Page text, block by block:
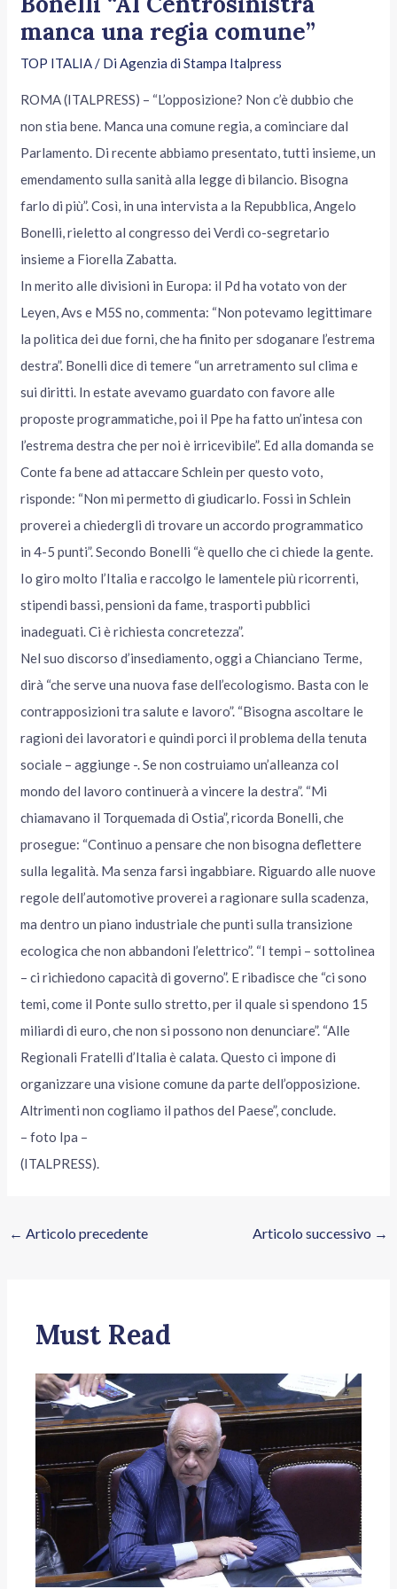
manca una regia comune”
TOP ITALIA/ DiAgenzia di Stampa Italpress
ROMA (ITALPRESS) – “L’opposizione? Non c’è dubbio che
non stia bene. Manca una comune regia, a cominciare dal
Parlamento. Di recente abbiamo presentato, tutti insieme, un
emendamento sulla sanità alla legge di bilancio. Bisogna
farlo di più”. Così, in una intervista a la Repubblica, Angelo
Bonelli, rieletto al congresso dei Verdi co-segretario
insieme a Fiorella Zabatta.
In merito alle divisioni in Europa: il Pd ha votato von der
Leyen, Avs e M5S no, commenta: “Non potevamo legittimare
la politica dei due forni, che ha finito per sdoganare l’estrema
destra”. Bonelli dice di temere “un arretramento sul clima e
sui diritti. In estate avevamo guardato con favore alle
proposte programmatiche, poi il Ppe ha fatto un’intesa con
l’estrema destra che per noi è irricevibile”. Ed alla domanda se
Conte fa bene ad attaccare Schlein per questo voto,
risponde: “Non mi permetto di giudicarlo. Fossi in Schlein
proverei a chiedergli di trovare un accordo programmatico
in 4-5 punti”. Secondo Bonelli “è quello che ci chiede la gente.
Io giro molto l’Italia e raccolgo le lamentele più ricorrenti,
stipendi bassi, pensioni da fame, trasporti pubblici
inadeguati. Ci è richiesta concretezza”.
Nel suo discorso d’insediamento, oggi a Chianciano Terme,
dirà “che serve una nuova fase dell’ecologismo. Basta con le
contrapposizioni tra salute e lavoro”. “Bisogna ascoltare le
ragioni dei lavoratori e quindi porci il problema della tenuta
sociale – aggiunge -. Se non costruiamo un’alleanza col
mondo del lavoro continuerà a vincere la destra”. “Mi
chiamavano il Torquemada di Ostia”, ricorda Bonelli, che
prosegue: “Continuo a pensare che non bisogna deflettere
sulla legalità. Ma senza farsi ingabbiare. Riguardo alle nuove
regole dell’automotive proverei a ragionare sulla scadenza,
ma dentro un piano industriale che punti sulla transizione
ecologica che non abbandoni l’elettrico”. “I tempi – sottolinea
– ci richiedono capacità di governo”. E ribadisce che “ci sono
temi, come il Ponte sullo stretto, per il quale si spendono 15
miliardi di euro, che non si possono non denunciare”. “Alle
Regionali Fratelli d’Italia è calata. Questo ci impone di
organizzare una visione comune da parte dell’opposizione.
Altrimenti non cogliamo il pathos del Paese”, conclude.
– foto Ipa –
(ITALPRESS).
← Articolo precedente Articolo successivo →
Must Read